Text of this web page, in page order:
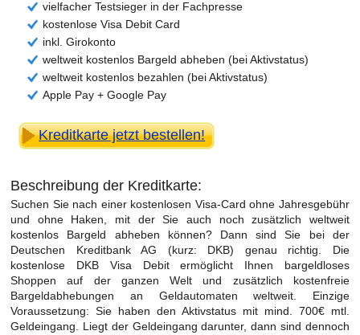
vielfacher Testsieger in der Fachpresse
kostenlose Visa Debit Card
inkl. Girokonto
weltweit kostenlos Bargeld abheben (bei Aktivstatus)
weltweit kostenlos bezahlen (bei Aktivstatus)
Apple Pay + Google Pay
Kreditkarte jetzt bestellen!
Beschreibung der Kreditkarte:
Suchen Sie nach einer kostenlosen Visa-Card ohne Jahresgebühr
und ohne Haken, mit der Sie auch noch zusätzlich weltweit
kostenlos Bargeld abheben können? Dann sind Sie bei der
Deutschen Kreditbank AG (kurz: DKB) genau richtig. Die
kostenlose DKB Visa Debit ermöglicht Ihnen bargeldloses
Shoppen auf der ganzen Welt und zusätzlich kostenfreie
Bargeldabhebungen an Geldautomaten weltweit. Einzige
Voraussetzung: Sie haben den Aktivstatus mit mind. 700€ mtl.
Geldeingang. Liegt der Geldeingang darunter, dann sind dennoch